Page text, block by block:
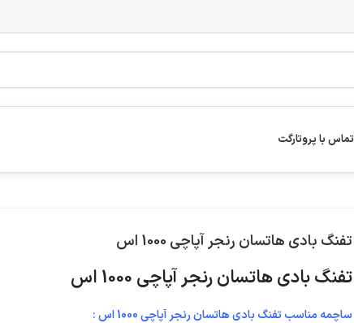
تماس با پروتارگت
تفنگ بادی هاتسان رنجر آپاچی 1000 اس
تفنگ بادی هاتسان رنجر آپاچی 1000 اس
ساچمه مناسب تفنگ بادی هاتسان رنجر آپاچی 1000 اس :